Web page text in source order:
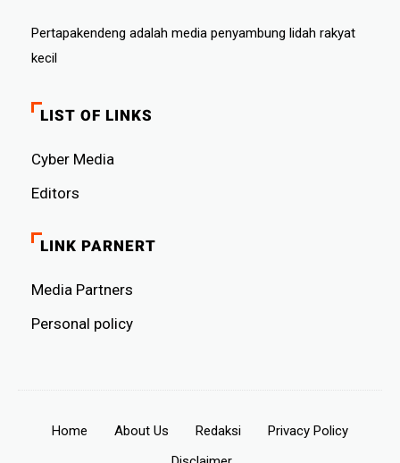
Pertapakendeng adalah media penyambung lidah rakyat
kecil
LIST OF LINKS
Cyber ​​Media
Editors
LINK PARNERT
Media Partners
Personal policy
Home About Us Redaksi
Privacy Policy